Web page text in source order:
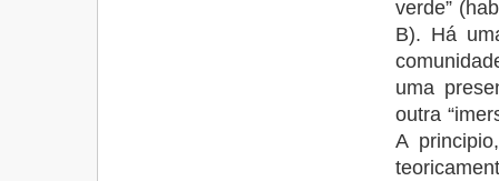
verde”
B). Há
uma
outra
A